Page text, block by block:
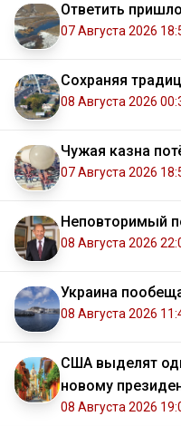
Ответить
07 Августа 2026
Сохраняя
08 Августа 2026
Чужая казна
07 Августа 2026
Неповторимый
08 Августа 2026
Украина
08 Августа 2026
США выделят
новому
08 Августа 2026